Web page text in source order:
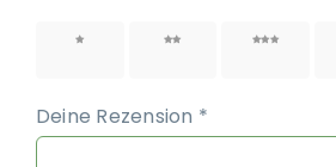
1 von 2 von 3 von
Deine Rezension *